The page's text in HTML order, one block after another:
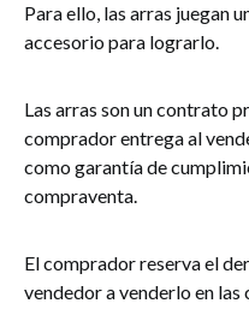
Para ello, las arras juegan
accesorio para lograrlo.
Las arras son un contrato
comprador entrega al
como garantía de
compraventa.
El comprador reserva el
vendedor a venderlo en